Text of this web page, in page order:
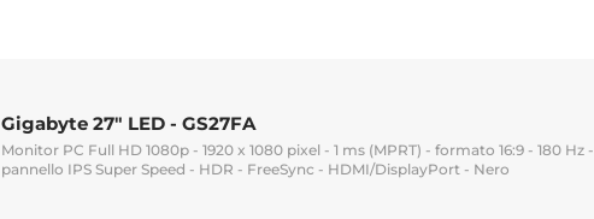
Gigabyte 27" LED - GS27FA
Monitor PC Full HD 1080p - 1920 x 1080 pixel - 1 ms (MPRT) - formato 16:9 - 180 Hz -
pannello IPS Super Speed - HDR - FreeSync - HDMI/DisplayPort - Nero